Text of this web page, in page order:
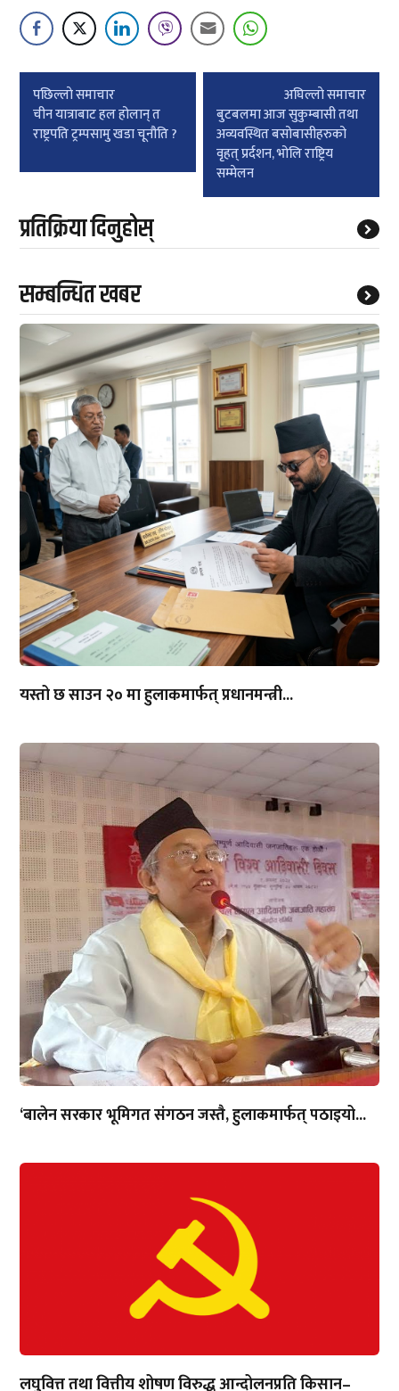
Post
navigation
पछिल्लाे समाचार
चीन यात्राबाट हल होलान् त
राष्ट्रपति ट्रम्पसामु खडा चूनौति ?
अघिल्लाे समाचार
बुटबलमा आज सुकुम्बासी तथा
अव्यवस्थित बसोबासीहरुको
वृहत् प्रर्दशन, भोलि राष्ट्रिय
सम्मेलन
प्रतिक्रिया दिनुहोस्
सम्बन्धित खबर
यस्तो छ साउन २० मा हुलाकमार्फत् प्रधानमन्त्री...
‘बालेन सरकार भूमिगत संगठन जस्तै, हुलाकमार्फत् पठाइयो...
लघुवित्त तथा वित्तीय शोषण विरुद्ध आन्दोलनप्रति किसान–